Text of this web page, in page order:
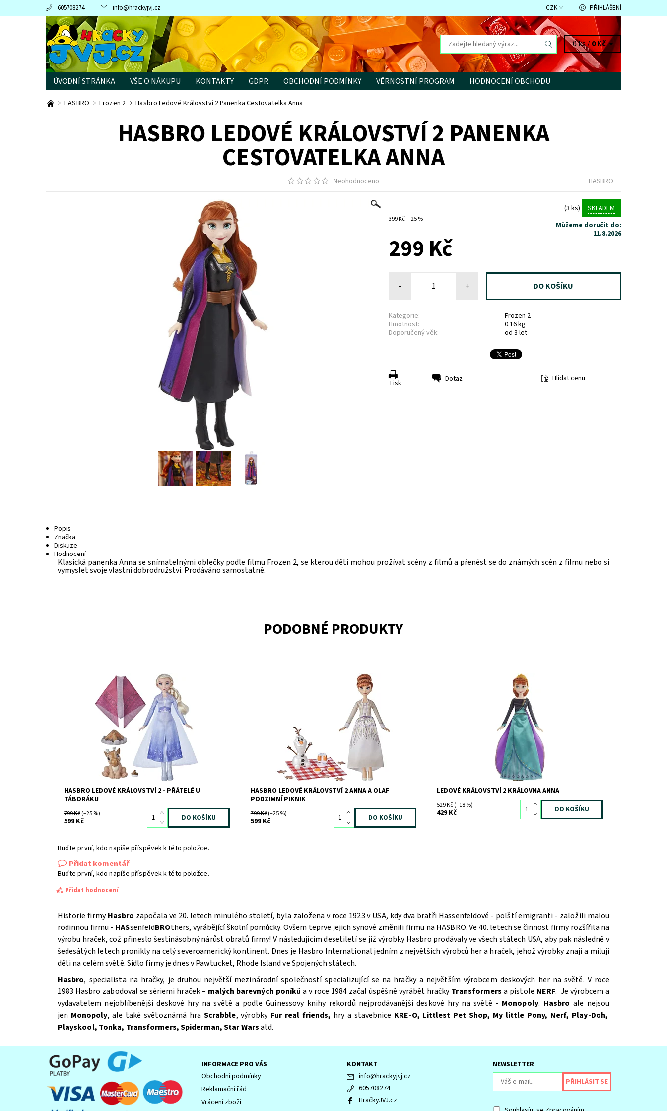
605708274 info@hrackyjvj.cz CZK PŘIHLÁŠENÍ
0 ks /0 Kč
ÚVODNÍ STRÁNKA VŠE O NÁKUPU KONTAKTY GDPR OBCHODNÍ PODMÍNKY VĚRNOSTNÍ PROGRAM
HODNOCENÍ OBCHODU
PRODÁVANÉ ZNAČKY
HASBRO Frozen 2 Hasbro Ledové Království 2 Panenka Cestovatelka Anna
HASBRO LEDOVÉ KRÁLOVSTVÍ 2 PANENKA
CESTOVATELKA ANNA
Neohodnoceno HASBRO
399 Kč –25 %
(3 ks)
SKLADEM
Můžeme doručit do:
11.8.2026
299 Kč
- +
Kategorie:
Frozen 2
Hmotnost:
0.16 kg
Doporučený věk:
od 3 let
Tisk Dotaz Hlídat cenu
Popis
Značka
Diskuze
Hodnocení
Klasická panenka Anna se snímatelnými oblečky podle filmu Frozen 2, se kterou děti mohou prožívat scény z filmů a přenést se do známých scén z filmu nebo si
vymyslet svoje vlastní dobrodružství. Prodáváno samostatně.
PODOBNÉ PRODUKTY
Skladem1
9010
HASBRO
HASBRO LEDOVÉ KRÁLOVSTVÍ 2 - PŘÁTELÉ U
TÁBORÁKU
799 Kč(–25 %)
599 Kč
HASBRO LEDOVÉ KRÁLOVSTVÍ 2 ANNA A OLAF
PODZIMNÍ PIKNIK
799 Kč(–25 %)
599 Kč
1
LEDOVÉ KRÁLOVSTVÍ 2 KRÁLOVNA ANNA
529 Kč(–18 %)
429 Kč
Buďte první, kdo napíše příspěvek k této položce.
Přidat komentář
Buďte první, kdo napíše příspěvek k této položce.
Přidat hodnocení
Souhlasím seZpracováním osobních údajů.
Historie firmyHasbro započala ve 20. letech minulého století, byla založena v roce 1923 v USA, kdy dva bratři Hassenfeldové - polští emigranti - založili malou
rodinnou firmu - HASsenfeldBROthers, vyrábějící školní pomůcky. Ovšem teprve jejich synové změnili firmu na HASBRO. Ve 40. letech se činnost firmy rozšířila na
výrobu hraček, což přineslo šestinásobný nárůst obratů firmy! V následujícím desetiletí se již výrobky Hasbro prodávaly ve všech státech USA, aby pak následně v
šedesátých letech pronikly na celý severoamerický kontinent. Dnes je Hasbro International jedním z největších výrobců her a hraček, jehož výrobky znají a milují
děti na celém světě. Sídlo firmy je dnes v Pawtucket, Rhode Island ve Spojených státech.
Hasbro, specialista na hračky, je druhou největší mezinárodní společností specializující se na hračky a největším výrobcem deskových her na světě. V roce
1983 Hasbro zabodoval se sériemi hraček – malých barevných poníků a v roce 1984 začal úspěšně vyrábět hračkyTransformers a pistole NERF. Je výrobcem a
vydavatelem nejoblíbenější deskové hry na světě a podle Guinessovy knihy rekordů nejprodávanější deskové hry na světě - Monopoly. Hasbro ale nejsou
jen Monopoly, ale také světoznámá hra Scrabble, výrobkyFur real friends, hry a stavebnice KRE-O, Littlest Pet Shop, My little Pony, Nerf, Play-Doh,
Playskool, Tonka, Transformers, Spiderman, Star Warsatd.
INFORMACE PRO VÁS
Obchodní podmínky
Reklamační řád
Vrácení zboží
KONTAKT
info@hrackyjvj.cz
605708274
HračkyJVJ.cz
NEWSLETTER